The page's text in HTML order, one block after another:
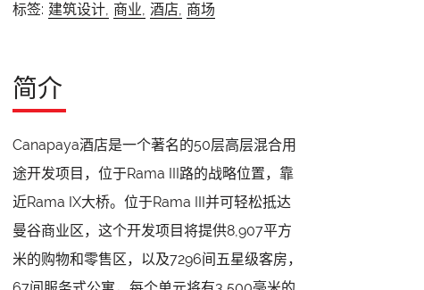
标签: 建筑设计, 商业, 酒店, 商场
简介
Canapaya酒店是一个著名的50层高层混合用
途开发项目，位于Rama III路的战略位置，靠
近Rama IX大桥。位于Rama III并可轻松抵达
曼谷商业区，这个开发项目将提供8,907平方
米的购物和零售区，以及7296间五星级客房，